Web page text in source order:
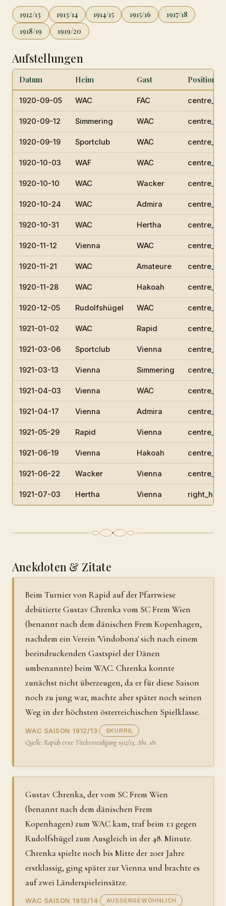
1912/13 1913/14 1914/15 1915/16
1917/18
1918/19
1919/20
Aufstellungen
Datum Heim Gast Position
1920-09-05 WAC FAC
1920-09-12 Simmering WAC
1920-09-19 Sportclub WAC
1920-10-03 WAF WAC
1920-10-10 WAC Wacker
1920-10-24 WAC Admira
1920-10-31 WAC Hertha
1920-11-12 Vienna WAC
1920-11-21 WAC Amateure
1920-11-28 WAC Hakoah
1920-12-05 Rudolfshügel WAC
1921-01-02 WAC Rapid
1921-03-06 Sportclub Vienna
1921-03-13 Vienna Simmering
1921-04-03 Vienna WAC
1921-04-17 Vienna Admira
1921-05-29 Rapid Vienna
1921-06-19 Vienna Hakoah
1921-06-22 Wacker Vienna
1921-07-03 Hertha Vienna right_half
Anekdoten & Zitate
Beim Turnier von Rapid auf der Pfarrwiese
debütierte Gustav Chrenka vom SC Frem Wien
(benannt nach dem dänischen Frem Kopenhagen,
nachdem ein Verein 'Vindobona' sich nach einem
beeindruckenden Gastspiel der Dänen
umbenannte) beim WAC. Chrenka konnte
zunächst nicht überzeugen, da er für diese Saison
noch zu jung war, machte aber später noch seinen
Weg in der höchsten österreichischen Spielklasse.
WAC·SAISON 1912/13· SKURRIL
Quelle: Rapids erste Titelverteidigung 1912/13, Abs. 181
Gustav Chrenka, der vom SC Frem Wien
(benannt nach dem dänischen Frem
Kopenhagen) zum WAC kam, traf beim 1:1 gegen
Rudolfshügel zum Ausgleich in der 48. Minute.
Chrenka spielte noch bis Mitte der 20er Jahre
erstklassig, ging später zur Vienna und brachte es
auf zwei Länderspieleinsätze.
WAC·SAISON 1913/14· AUSSERGEWÖHNLICH